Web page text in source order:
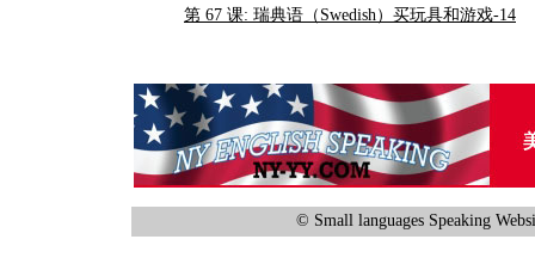
第 67 课: 瑞典语（Swedish）买玩具和游戏-14
© Small languages Speaking